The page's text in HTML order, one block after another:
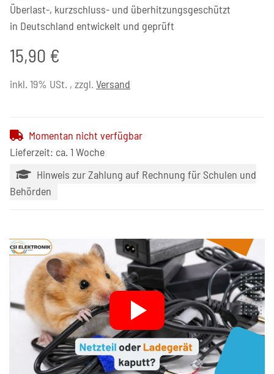
Überlast-, kurzschluss- und überhitzungsgeschützt
in Deutschland entwickelt und geprüft
15,90 €
inkl. 19% USt. , zzgl. Versand
Momentan nicht verfügbar
Lieferzeit: ca. 1 Woche
Hinweis zur Zahlung auf Rechnung für Schulen und
Behörden